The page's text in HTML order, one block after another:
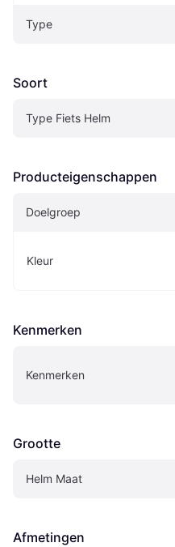
Type
Soort
Type Fiets Helm
Producteigenschappen
Doelgroep
Kleur
Kenmerken
Kenmerken
Grootte
Helm Maat
Afmetingen